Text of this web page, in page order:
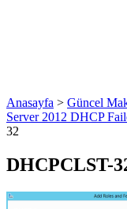
Anasayfa > Güncel
Server 2012 DHCP
32
DHCPCLST-